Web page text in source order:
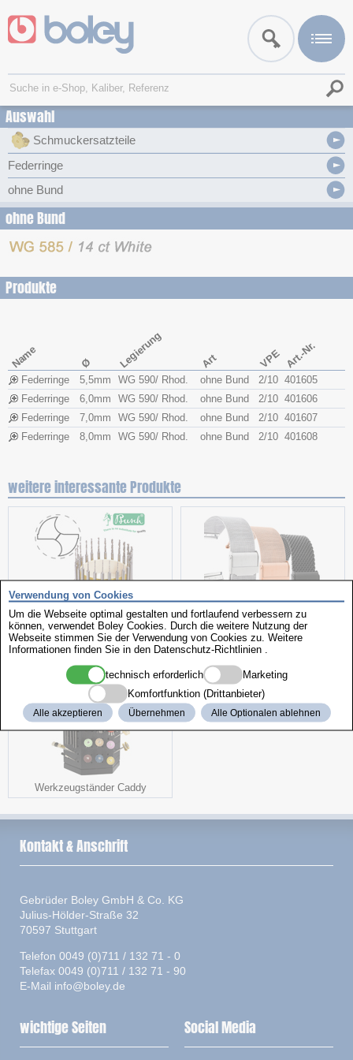
Auswahl
Schmuckersatzteile
Federringe
ohne Bund
ohne Bund
Produkte
Name Ø Legierung Art VPE Art.-Nr.
Federringe 5,5mm WG 590/ Rhod. ohne Bund 2/10 401605
Federringe
6,0mm WG 590/ Rhod. ohne Bund 2/10 401606
Federringe
7,0mm WG 590/ Rhod. ohne Bund 2/10 401607
Federringe
8,0mm WG 590/ Rhod. ohne Bund 2/10 401608
weitere interessante Produkte
Spiralbohrer Milanaise
Werkzeugständer Caddy
Verwendung von Cookies
Um die Webseite optimal gestalten und fortlaufend verbessern zu
können, verwendet Boley Cookies. Durch die weitere Nutzung der
Webseite stimmen Sie der Verwendung von Cookies zu. Weitere
Informationen finden Sie in den Datenschutz-Richtlinien
technisch erforderlich
Marketing
Komfortfunktion (Drittanbieter)
Alle akzeptieren Übernehmen Alle Optionalen ablehnen
Kontakt & Anschrift
Gebrüder Boley GmbH & Co. KG
Julius-Hölder-Straße 32
70597 Stuttgart
Telefon 0049 (0)711 / 132 71 - 0
Telefax 0049 (0)711 / 132 71 - 90
E-Mail info@boley.de
wichtige Seiten Social Media